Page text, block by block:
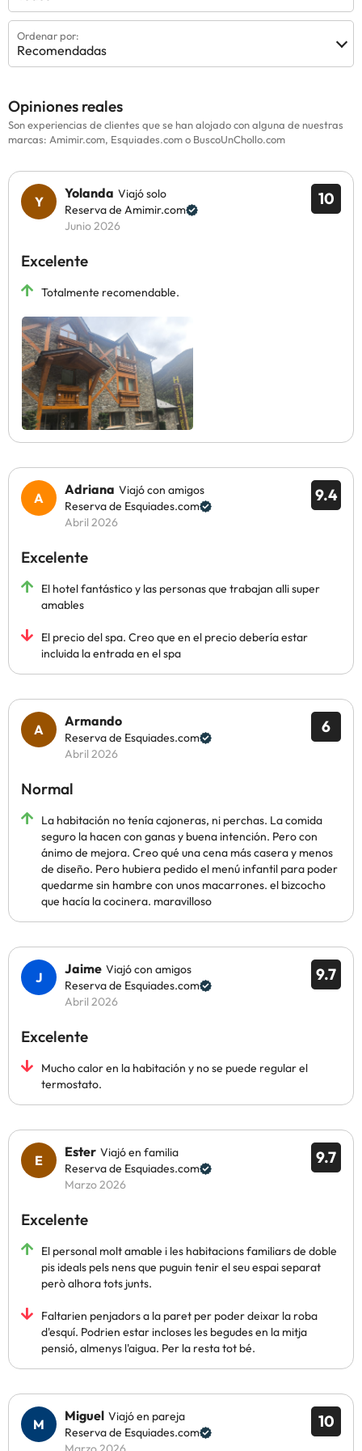
Ordenar por:
Recomendadas
Opiniones reales
Son experiencias de clientes que se han alojado con alguna de nuestras
marcas: Amimir.com, Esquiades.com o BuscoUnChollo.com
10
Yolanda Viajó solo
Reserva de Amimir.com
Junio 2026
Excelente
Totalmente recomendable.
9.4
Adriana Viajó con amigos
Reserva de Esquiades.com
Abril 2026
Excelente
El hotel fantástico y las personas que trabajan alli super
amables
El precio del spa. Creo que en el precio debería estar
incluida la entrada en el spa
6
Armando
Reserva de Esquiades.com
Abril 2026
Normal
La habitación no tenía cajoneras, ni perchas. La comida
seguro la hacen con ganas y buena intención. Pero con
ánimo de mejora. Creo qué una cena más casera y menos
de diseño. Pero hubiera pedido el menú infantil para poder
quedarme sin hambre con unos macarrones. el bizcocho
que hacía la cocinera. maravilloso
9.7
Jaime Viajó con amigos
Reserva de Esquiades.com
Abril 2026
Excelente
Mucho calor en la habitación y no se puede regular el
termostato.
9.7
Ester Viajó en familia
Reserva de Esquiades.com
Marzo 2026
Excelente
El personal molt amable i les habitacions familiars de doble
pis ideals pels nens que puguin tenir el seu espai separat
però alhora tots junts.
Faltarien penjadors a la paret per poder deixar la roba
d'esquí. Podrien estar incloses les begudes en la mitja
pensió, almenys l'aigua. Per la resta tot bé.
10
Miguel Viajó en pareja
Reserva de Esquiades.com